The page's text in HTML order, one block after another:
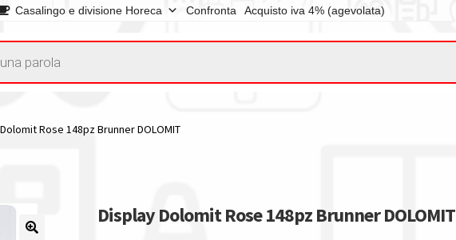
Casalingo e divisione Horeca Confronta Acquisto iva 4% (agevolata)
ConfrontaConfrontaI nostri negoziRiepilogo ordine
prodottiWishlistCheckoutIl mio account
Rose 148pz Brunner DOLOMIT
Display Dolomit Rose 148pz Brunner DOLOMIT